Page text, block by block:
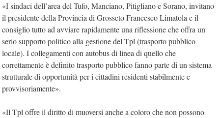
«I sindaci dell’area del Tufo, Manciano, Pitigliano e Sorano, invitano
il presidente della Provincia di Grosseto Francesco Limatola e il
consiglio tutto ad avviare rapidamente una riflessione che offra un
serio supporto politico alla gestione del Tpl (trasporto pubblico
locale). I collegamenti con autobus di linea di quello che
correttamente è definito trasporto pubblico fanno parte di un sistema
strutturale di opportunità per i cittadini residenti stabilmente e
provvisoriamente».
«Il Tpl offre il diritto di muoversi anche a coloro che non possono